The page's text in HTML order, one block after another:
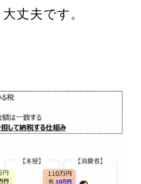
丈夫です。